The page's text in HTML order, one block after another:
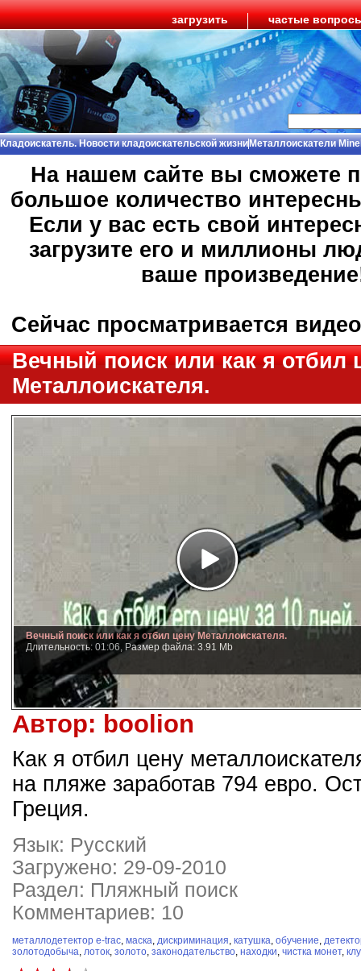
загрузить частые
Кладоискатель. Новости кладоискательской жизниМеталлоискатели
На нашем сайте вы сможете
большое количество
Если у вас есть свой
загрузите его и миллионы
ваше
Сейчас просматривается
Вечный поиск или как я отбил
Металлоискателя.
Вечный поиск или как я отбил цену Металлоискателя.
Длительность: 01:06, Размер файла: 3.91 Mb
Автор: boolion
Как я отбил цену
на пляже заработав 794 евро.
Греция.
Язык: Русский
Загружено: 29-09-2010
Раздел: Пляжный поиск
Комментариев: 10
металлодетектор e-trac, маска, дискриминация, катушка, обучение,
золотодобыча, лоток, золото, законодательство, находки, чистка монет,